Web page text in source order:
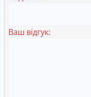
Ваш відгук: